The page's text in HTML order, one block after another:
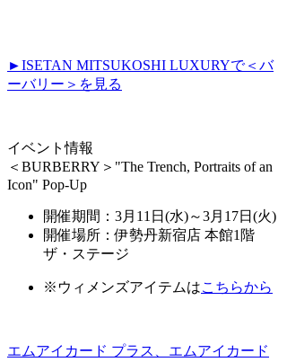
►ISETAN MITSUKOSHI LUXURYで＜バ
ーバリー＞を見る
イベント情報
＜BURBERRY＞"The Trench, Portraits of an
Icon" Pop-Up
開催期間：3月11日(水)～3月17日(火)
開催場所：伊勢丹新宿店 本館1階
ザ・ステージ
※ウィメンズアイテムはこちらから
エムアイカード プラス、エムアイカード